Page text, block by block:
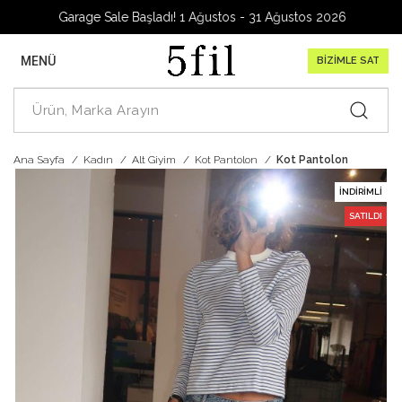
Garage Sale Başladı! 1 Ağustos - 31 Ağustos 2026
MENÜ BİZİMLE SAT
Ana Sayfa Kadın Alt Giyim Kot Pantolon Kot Pantolon
İNDIRIMLI
SATILDI